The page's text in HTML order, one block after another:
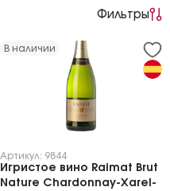
Фильтры
В наличии
Артикул: 9844
Игристое вино Raimat Brut
Nature Chardonnay-Xarel-